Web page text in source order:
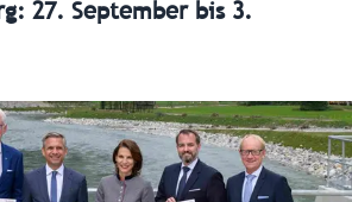
27. September bis 3.